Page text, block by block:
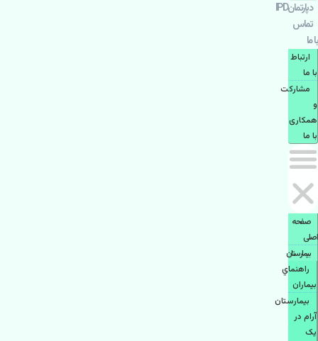
دپارتمانIPD
تماس
با ما
ارتباط
با ما
مشاركت
و
همكاری
با ما
صفحه
اصلی
بيمارستان
راهنماي
بیماران
بیمارستان
آرام در
یک